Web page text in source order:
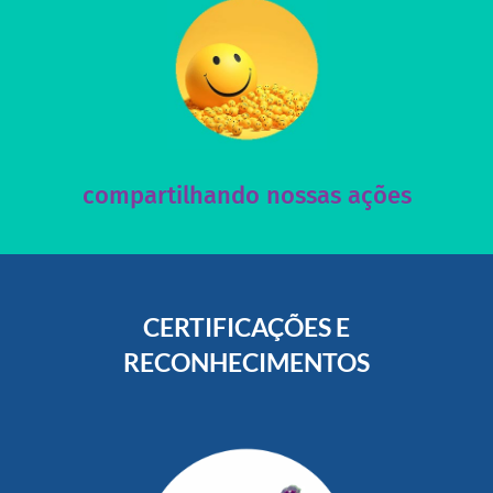
compartilhando nossas ações
Acesse nossas redes sociais e nos ajude compartilhando
nossos posts e nosso site!
acesse nosso instagram
CERTIFICAÇÕES E
RECONHECIMENTOS